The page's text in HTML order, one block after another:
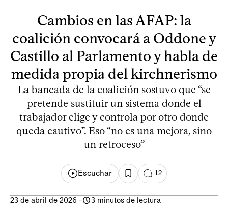
Cambios en las AFAP: la
coalición convocará a Oddone y
Castillo al Parlamento y habla de
medida propia del kirchnerismo
La bancada de la coalición sostuvo que “se
pretende sustituir un sistema donde el
trabajador elige y controla por otro donde
queda cautivo”. Eso “no es una mejora, sino
un retroceso”
Escuchar 12
23 de abril de 2026 - 3 minutos de lectura